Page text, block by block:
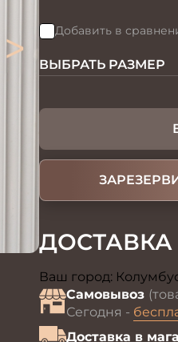
> Добавить в
ВЫБРАТЬ РАЗМЕР
Ваш город:
Самовывоз
Сегодня -
Доставка в